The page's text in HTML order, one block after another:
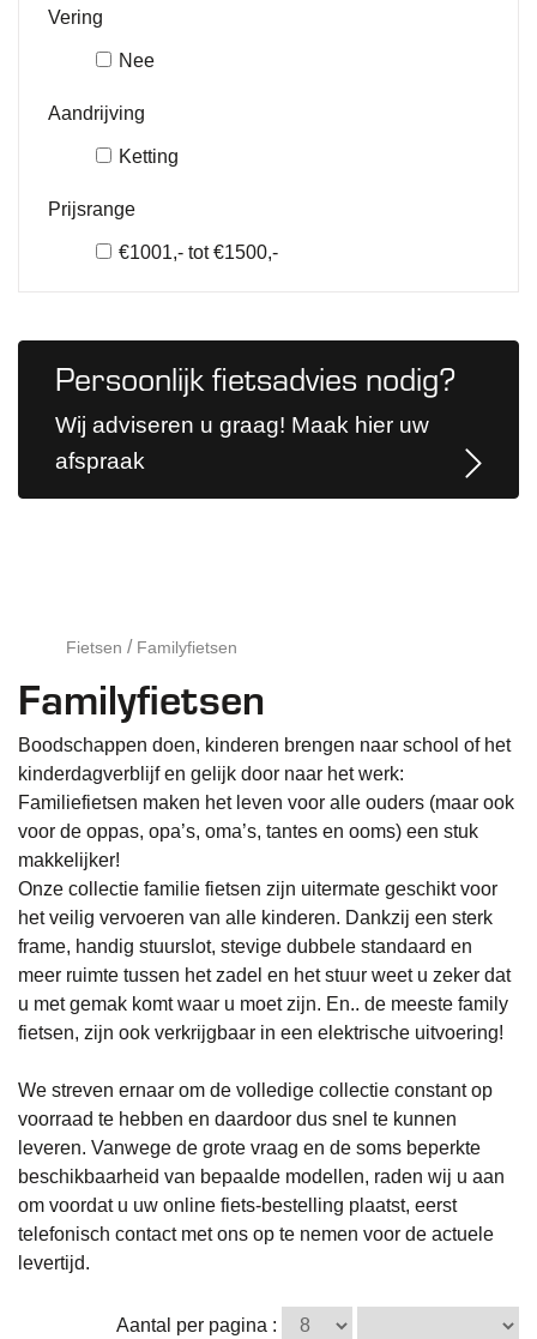
Vering
Nee
Aandrijving
Ketting
Prijsrange
€1001,- tot €1500,-
Persoonlijk fietsadvies nodig?
Wij adviseren u graag! Maak hier uw
afspraak
Fietsen Familyfietsen
Familyfietsen
Boodschappen doen, kinderen brengen naar school of het
kinderdagverblijf en gelijk door naar het werk:
Familiefietsen maken het leven voor alle ouders (maar ook
voor de oppas, opa’s, oma’s, tantes en ooms) een stuk
makkelijker!
Onze collectie familie fietsen zijn uitermate geschikt voor
het veilig vervoeren van alle kinderen. Dankzij een sterk
frame, handig stuurslot, stevige dubbele standaard en
meer ruimte tussen het zadel en het stuur weet u zeker dat
u met gemak komt waar u moet zijn. En.. de meeste family
fietsen, zijn ook verkrijgbaar in een elektrische uitvoering!
We streven ernaar om de volledige collectie constant op
voorraad te hebben en daardoor dus snel te kunnen
leveren. Vanwege de grote vraag en de soms beperkte
beschikbaarheid van bepaalde modellen, raden wij u aan
om voordat u uw online fiets-bestelling plaatst, eerst
telefonisch contact met ons op te nemen voor de actuele
levertijd.
Aantal per pagina :